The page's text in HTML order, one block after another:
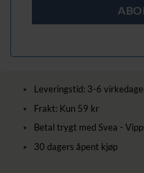
Leveringstid: 3-6
Frakt: Kun 59 kr
Betal trygt med Svea -
30 dagers åpent kjøp